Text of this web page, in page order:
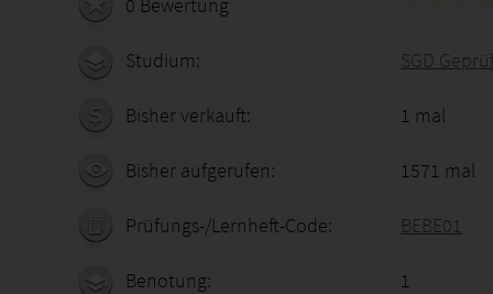
Studium: SGD
Bisher verkauft: 1 mal
Bisher aufgerufen: 1571 mal
Prüfungs-/Lernheft-Code: BEBE01
Benotung: 1